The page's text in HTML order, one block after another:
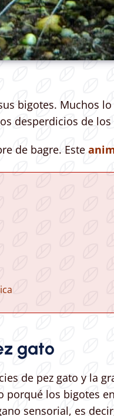
bigotes. Muchos
desperdicios de
de bagre. Este
gato
de pez gato y la
porqué los bigotes
sensorial, es